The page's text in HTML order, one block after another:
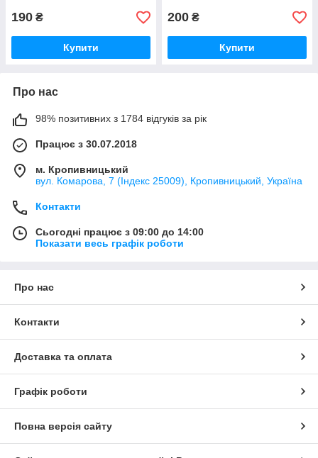
190 ₴
Купити
200 ₴
Купити
Про нас
98% позитивних з 1784 відгуків за рік
Працює з 30.07.2018
м. Кропивницький
вул. Комарова, 7 (Індекс 25009), Кропивницький, Україна
Контакти
Сьогодні працює з 09:00 до 14:00
Показати весь графік роботи
Про нас
Контакти
Доставка та оплата
Графік роботи
Повна версія сайту